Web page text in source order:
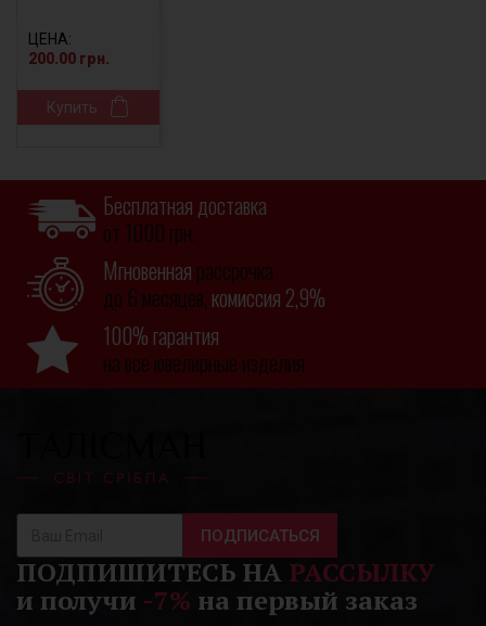
ЦЕНА:
200.00 грн.
Купить
Бесплатная доставка
от 1000 грн.
Мгновенная рассрочка
до 6 месяцев, комиссия 2,9%
100% гарантия
на все ювелирные изделия
ПОДПИСАТЬСЯ
ПОДПИШИТЕСЬ НА РАССЫЛКУ
и получи -7% на первый заказ